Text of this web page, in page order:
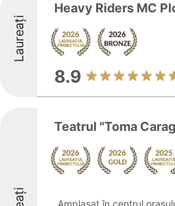
Laureați
Heavy Riders MC
8.9
Teatrul "Toma
Amplasat în centrul